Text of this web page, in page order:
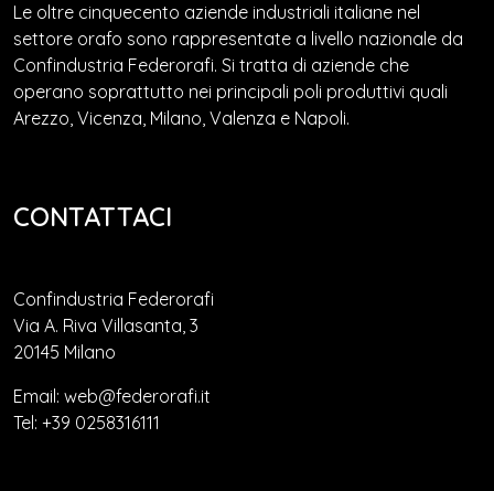
Le oltre cinquecento aziende industriali italiane nel
settore orafo sono rappresentate a livello nazionale da
Confindustria Federorafi. Si tratta di aziende che
operano soprattutto nei principali poli produttivi quali
Arezzo, Vicenza, Milano, Valenza e Napoli.
CONTATTACI
Confindustria Federorafi
Via A. Riva Villasanta, 3
20145 Milano
Email: web@federorafi.it
Tel: +39 0258316111